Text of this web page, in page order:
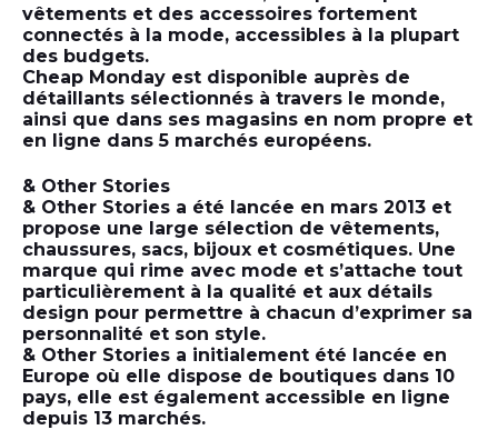
vêtements et des accessoires fortement
connectés à la mode, accessibles à la plupart
des budgets.
Cheap Monday est disponible auprès de
détaillants sélectionnés à travers le monde,
ainsi que dans ses magasins en nom propre et
en ligne dans 5 marchés européens.
& Other Stories
& Other Stories a été lancée en mars 2013 et
propose une large sélection de vêtements,
chaussures, sacs, bijoux et cosmétiques. Une
marque qui rime avec mode et s’attache tout
particulièrement à la qualité et aux détails
design pour permettre à chacun d’exprimer sa
personnalité et son style.
& Other Stories a initialement été lancée en
Europe où elle dispose de boutiques dans 10
pays, elle est également accessible en ligne
depuis 13 marchés.